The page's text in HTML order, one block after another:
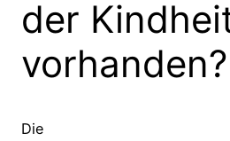
der
vorhanden?
Die